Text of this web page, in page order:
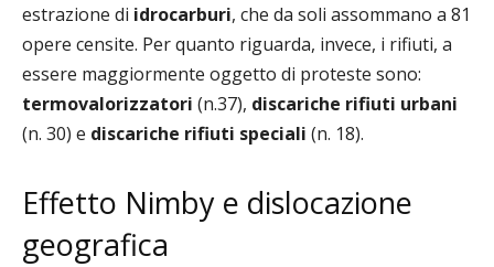
estrazione di idrocarburi, che da soli assommano a 81
opere censite. Per quanto riguarda, invece, i rifiuti, a
essere maggiormente oggetto di proteste sono:
termovalorizzatori (n.37), discariche rifiuti urbani
(n. 30) e discariche rifiuti speciali (n. 18).
Effetto Nimby e dislocazione
geografica